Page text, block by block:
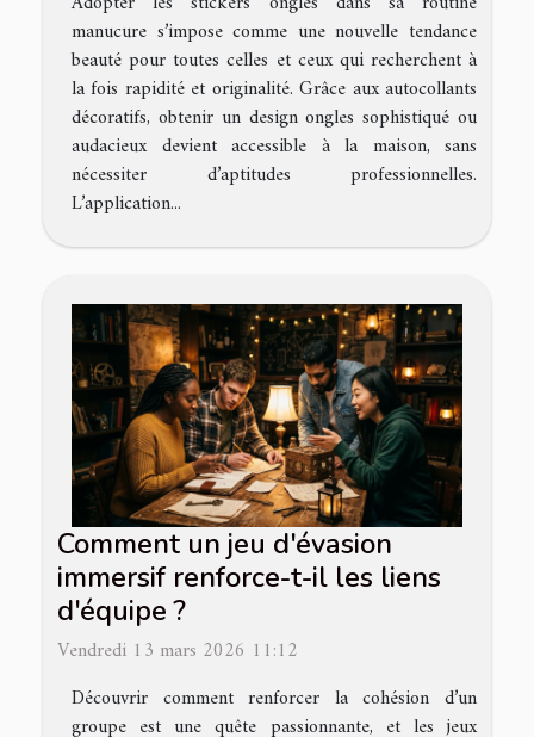
manucure s’impose comme une nouvelle tendance
beauté pour toutes celles et ceux qui recherchent à
la fois rapidité et originalité. Grâce aux autocollants
décoratifs, obtenir un design ongles sophistiqué ou
audacieux devient accessible à la maison, sans
nécessiter d’aptitudes professionnelles.
L’application...
Comment un jeu d'évasion
immersif renforce-t-il les liens
d'équipe ?
Vendredi 13 mars 2026 11:12
Découvrir comment renforcer la cohésion d’un
groupe est une quête passionnante, et les jeux